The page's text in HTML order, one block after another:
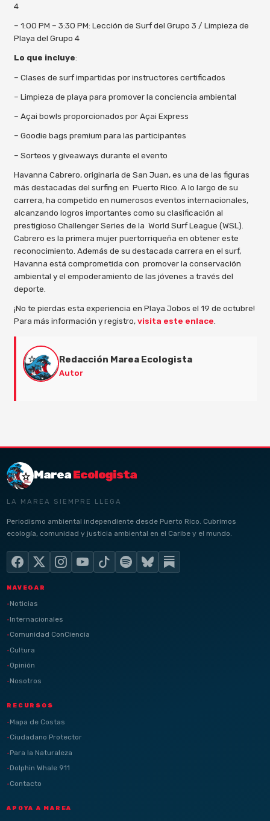
4
– 1:00 PM – 3:30 PM: Lección de Surf del Grupo 3 / Limpieza de
Playa del Grupo 4
Lo que incluye:
– Clases de surf impartidas por instructores certificados
– Limpieza de playa para promover la conciencia ambiental
– Açai bowls proporcionados por Açai Express
– Goodie bags premium para las participantes
– Sorteos y giveaways durante el evento
Havanna Cabrero, originaria de San Juan, es una de las figuras
más destacadas del surfing en Puerto Rico. A lo largo de su
carrera, ha competido en numerosos eventos internacionales,
alcanzando logros importantes como su clasificación al
prestigioso Challenger Series de la World Surf League (WSL).
Cabrero es la primera mujer puertorriqueña en obtener este
reconocimiento. Además de su destacada carrera en el surf,
Havanna está comprometida con promover la conservación
ambiental y el empoderamiento de las jóvenes a través del
deporte.
¡No te pierdas esta experiencia en Playa Jobos el 19 de octubre!
Para más información y registro,visita este enlace
Redacción Marea Ecologista
Autor
MareaEcologista
LA MAREA SIEMPRE LLEGA
Periodismo ambiental independiente desde Puerto Rico. Cubrimos
ecología, comunidad y justicia ambiental en el Caribe y el mundo.
NAVEGAR
Noticias
Internacionales
Comunidad ConCiencia
Cultura
Opinión
Nosotros
RECURSOS
Mapa de Costas
Ciudadano Protector
Para la Naturaleza
Dolphin Whale 911
Contacto
APOYA A MAREA